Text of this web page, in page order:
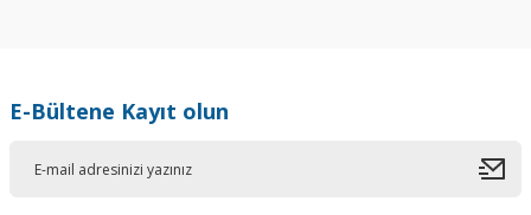
E-Bültene Kayıt olun